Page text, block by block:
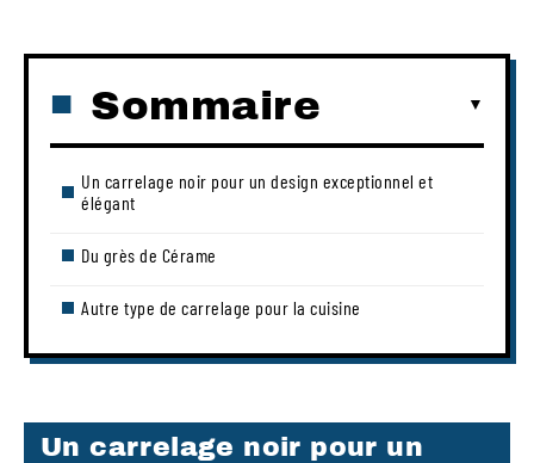
Sommaire
Un carrelage noir pour un design exceptionnel et
élégant
Du grès de Cérame
Autre type de carrelage pour la cuisine
Un carrelage noir pour un